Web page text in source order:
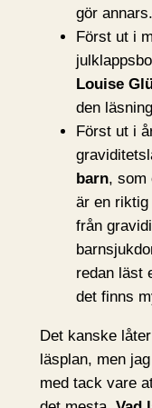
gör annars.
Först ut i
Louise
den
Först ut i
barn, som
är en
från
redan läst
det finns
Det kanske
läsplan, men
med tack vare